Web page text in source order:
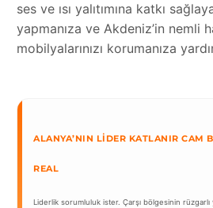
ses ve ısı yalıtımına katkı
yapmanıza ve Akdeniz’in nemli
mobilyalarınızı korumanıza
ALANYA’NIN LIDER KATLANIR CAM
REAL
Liderlik sorumluluk ister. Çarşı bölgesinin rüzgarlı